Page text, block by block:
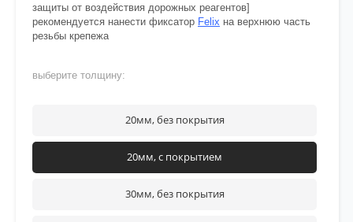
защиты от воздействия дорожных реагентов]
рекомендуется нанести фиксатор Felix на верхнюю часть
резьбы крепежа
выберите толщину:
20мм, без покрытия
20мм, с покрытием
30мм, без покрытия